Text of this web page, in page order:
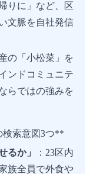
りに」など、区
文脈を自社発信
の「小松菜」を
ンドコミュニテ
らではの強みを
検索意図3つ**
るか」
：23区内
族全員で外食や